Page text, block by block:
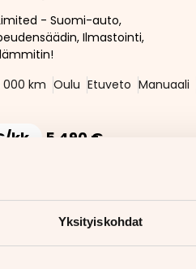
Yksityiskohdat
- Suomi-auto,
Ilmastointi,
000 km Oulu Etuveto Manuaali
kk 5 490 €